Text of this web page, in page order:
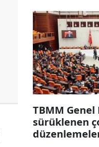
TBMM
sürüklenen